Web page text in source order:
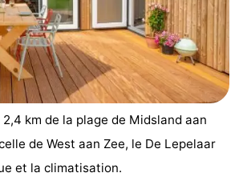
km de la plage de Midsland aan
de West aan Zee, le De Lepelaar
et la climatisation.